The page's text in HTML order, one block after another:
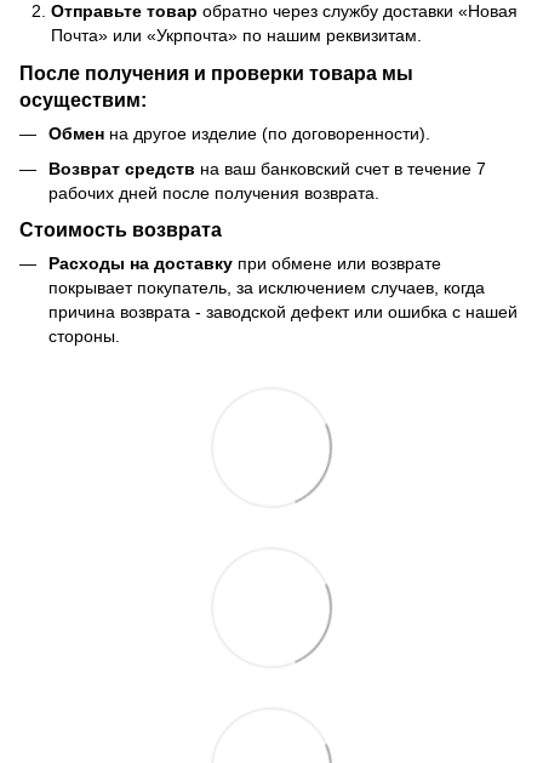
Отправьте товар обратно через службу доставки «Новая
Почта» или «Укрпочта» по нашим реквизитам.
После получения и проверки товара мы
осуществим:
Обмен на другое изделие (по договоренности).
Возврат средств на ваш банковский счет в течение 7
рабочих дней после получения возврата.
Стоимость возврата
Расходы на доставку при обмене или возврате
покрывает покупатель, за исключением случаев, когда
причина возврата - заводской дефект или ошибка с нашей
стороны.